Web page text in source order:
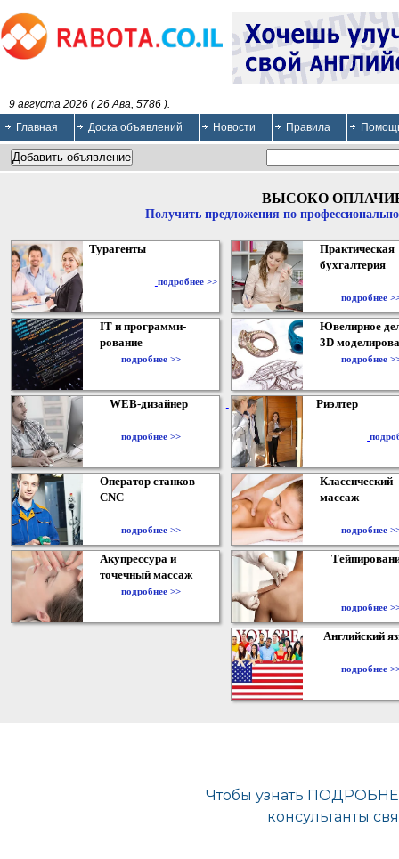
9 августа 2026 ( 26 Ава, 5786 ).
Главная
Доска объявлений Новости Правила
ВЫСОКО
Получить предложения по
Турагенты
подробнее >>
Практическая
бухгалтерия
подробнее
IT и программи-
рование
подробнее >>
Ювелирное
3D
подробнее
WEB-дизайнер
подробнее >>
Риэлтер
Оператор станков
CNC
подробнее >>
Классический
массаж
подробнее
Акупрессура и
точечный массаж
подробнее >>
подробнее
Английский
подробнее